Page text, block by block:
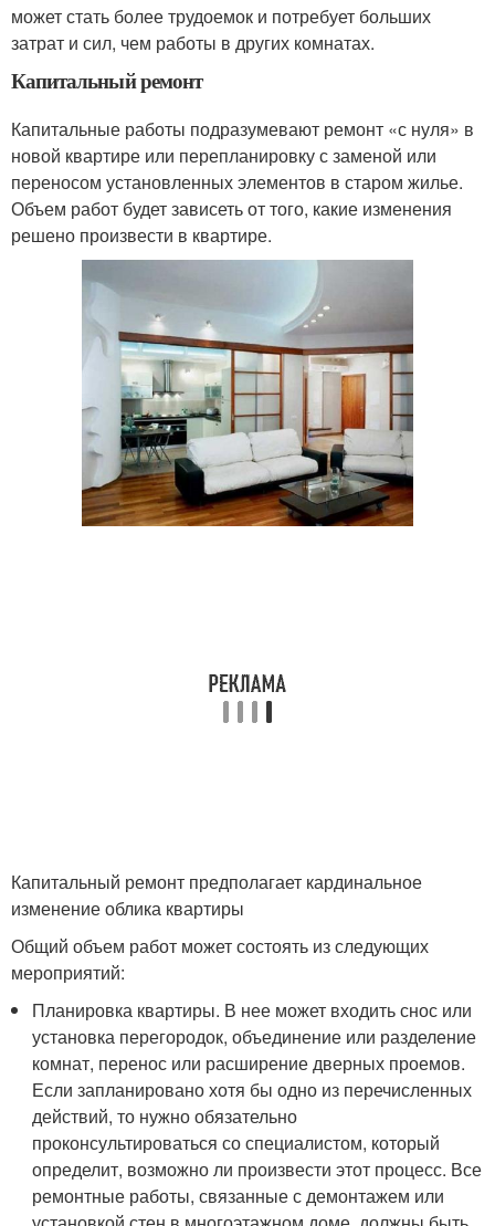
может стать более трудоемок и потребует больших
затрат и сил, чем работы в других комнатах.
Капитальный ремонт
Капитальные работы подразумевают ремонт «с нуля» в
новой квартире или перепланировку с заменой или
переносом установленных элементов в старом жилье.
Объем работ будет зависеть от того, какие изменения
решено произвести в квартире.
Капитальный ремонт предполагает кардинальное
изменение облика квартиры
Общий объем работ может состоять из следующих
мероприятий:
Планировка квартиры. В нее может входить снос или
установка перегородок, объединение или разделение
комнат, перенос или расширение дверных проемов.
Если запланировано хотя бы одно из перечисленных
действий, то нужно обязательно
проконсультироваться со специалистом, который
определит, возможно ли произвести этот процесс. Все
ремонтные работы, связанные с демонтажем или